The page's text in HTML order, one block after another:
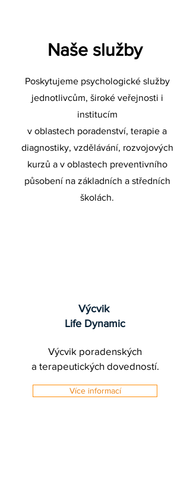
Naše služby
Poskytujeme psychologické služby
jednotlivcům, široké veřejnosti i
institucím
v oblastech poradenství, terapie a
diagnostiky, vzdělávání, rozvojových
kurzů a v oblastech preventivního
působení na základních a středních
školách.
Výcvik
Life Dynamic
Výcvik poradenských
a terapeutických dovedností.
Více informací